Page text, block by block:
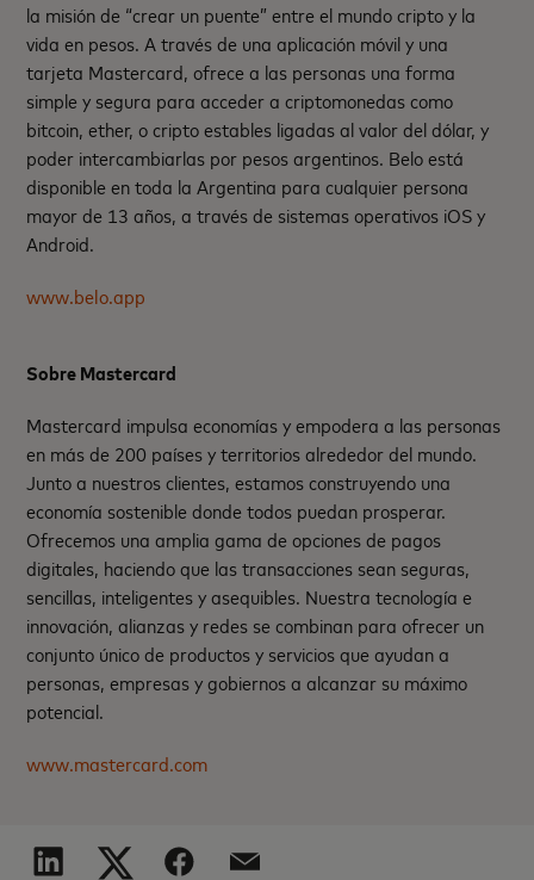
la misión de “crear un puente” entre el mundo cripto y la
vida en pesos. A través de una aplicación móvil y una
tarjeta Mastercard, ofrece a las personas una forma
simple y segura para acceder a criptomonedas como
bitcoin, ether, o cripto estables ligadas al valor del dólar, y
poder intercambiarlas por pesos argentinos. Belo está
disponible en toda la Argentina para cualquier persona
mayor de 13 años, a través de sistemas operativos iOS y
Android.
www.belo.app
Sobre Mastercard
Mastercard impulsa economías y empodera a las personas
en más de 200 países y territorios alrededor del mundo.
Junto a nuestros clientes, estamos construyendo una
economía sostenible donde todos puedan prosperar.
Ofrecemos una amplia gama de opciones de pagos
digitales, haciendo que las transacciones sean seguras,
sencillas, inteligentes y asequibles. Nuestra tecnología e
innovación, alianzas y redes se combinan para ofrecer un
conjunto único de productos y servicios que ayudan a
personas, empresas y gobiernos a alcanzar su máximo
potencial.
www.mastercard.com